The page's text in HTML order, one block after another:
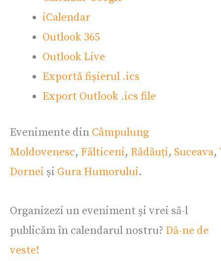
iCalendar
Outlook 365
Outlook Live
Exportă fișierul .ics
Export Outlook .ics file
Evenimente din Câmpulung
Moldovenesc, Fălticeni, Rădăuți, Suceava,
Dornei și Gura Humorului.
Organizezi un eveniment și vrei să-l
publicăm în calendarul nostru? Dă-ne de
veste!